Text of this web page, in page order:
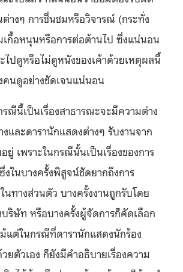
างๆ การชื่นชมหรือวิจารณ์ (กระทั่ง
กื้อหนุนหรือการต่อต้านไป ซึ่งแน่นอน
ไปดูหรือไม่ดูหนังของเค้าด้วยเหตุผลนี้
นดูอย่างชัดเจนแน่นอน
ณีนี้เป็นเรื่องสาธารณะจะมีความต่าง
และดารานักแสดงต่างๆ รับงานจาก
ยู่ เพราะในกรณีนั้นเป็นเรื่องของการ
ในบางครั้งพิสูจน์ชัดยากถึงการ
นทางส่วนตัว บางครั้งงานถูกรับโดย
ริษัท หรือบางครั้งผู้จัดการก็คัดเลือก
แต่ในกรณีที่ดารานักแสดงนักร้อง
ยตัวเอง ก็ยังมีคำอธิบายเรื่องความ